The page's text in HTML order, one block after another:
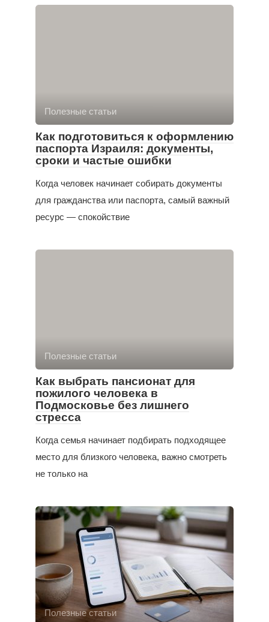
Полезные статьи
Как подготовиться к оформлению
паспорта Израиля: документы,
сроки и частые ошибки
Когда человек начинает собирать документы
для гражданства или паспорта, самый важный
ресурс — спокойствие
Полезные статьи
Как выбрать пансионат для
пожилого человека в
Подмосковье без лишнего
стресса
Когда семья начинает подбирать подходящее
место для близкого человека, важно смотреть
не только на
Полезные статьи